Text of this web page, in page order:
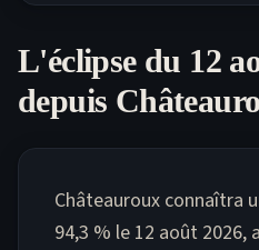
L'éclipse du 12
depuis
Châteauroux connaîtra
94,3 % le 12 août 2026,